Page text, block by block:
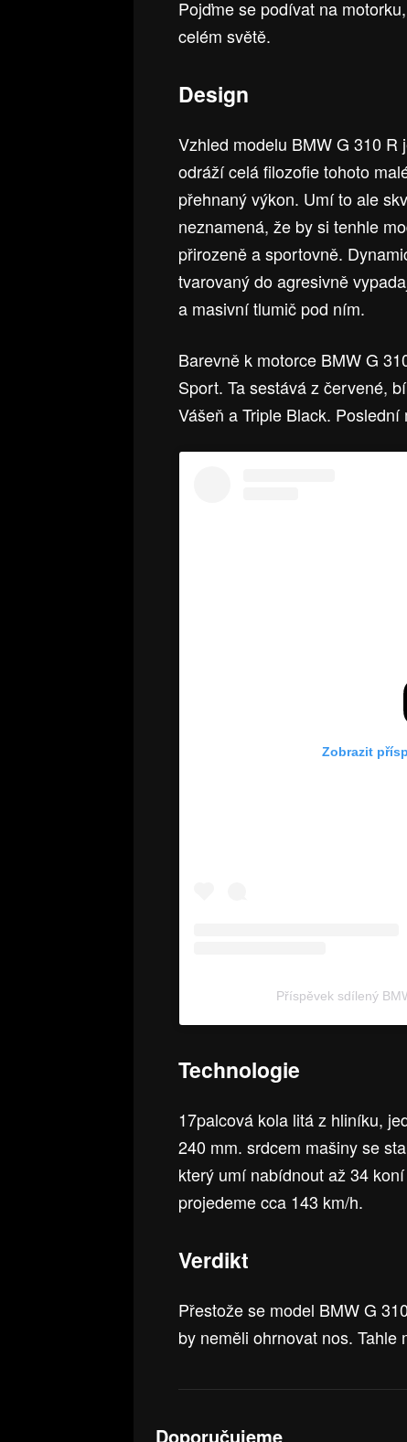
Pojďme se podívat na
celém světě.
Design
Vzhled modelu BMW G 310
odráží celá filozofie tohoto
přehnaný výkon. Umí to ale
neznamená, že by si tenhle
přirozeně a sportovně.
tvarovaný do agresivně
a masivní tlumič pod ním.
Barevně k motorce BMW G
Sport. Ta sestává z červené,
Vášeň a Triple Black.
Zobrazit
Příspěvek sdílený
Technologie
17palcová kola litá z hliníku,
240 mm. srdcem mašiny se
který umí nabídnout až 34
projedeme cca 143 km/h.
Verdikt
Přestože se model BMW G
by neměli ohrnovat nos.
Doporučujeme